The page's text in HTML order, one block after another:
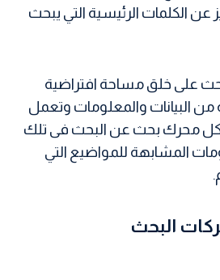
عن الكلمات الرئيسية التي يبحث
على خلق مساحة افتراضية
البيانات والمعلومات وتعمل
بكل محرك بحث عن البحث فى تلك
المشابهة للمواضيع التي
البحث